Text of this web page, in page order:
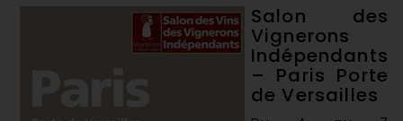
Salon des
Vignerons
Indépendants
– Paris Porte
de Versailles